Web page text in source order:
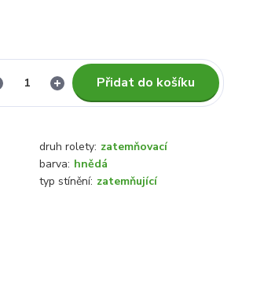
Přidat do košíku
druh rolety: zatemňovací
barva: hnědá
typ stínění: zatemňující